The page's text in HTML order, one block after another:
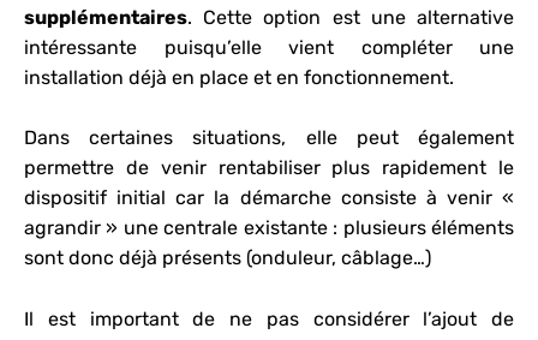
supplémentaires. Cette option est une alternative
intéressante puisqu’elle vient compléter une
installation déjà en place et en fonctionnement.
Dans certaines situations, elle peut également
permettre de venir rentabiliser plus rapidement le
dispositif initial car la démarche consiste à venir «
agrandir » une centrale existante : plusieurs éléments
sont donc déjà présents (onduleur, câblage…)
Il est important de ne pas considérer l’ajout de